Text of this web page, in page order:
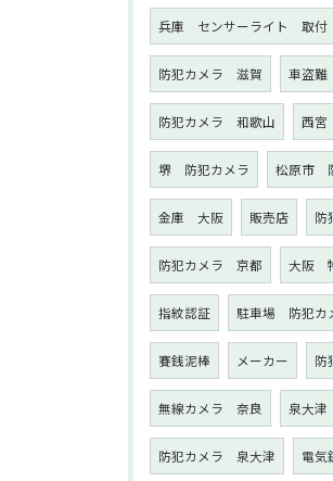
兵庫 センサーライト 取付
防犯カメラ 滋賀 車盗難
防犯カメラ 和歌山 西
堺 防犯カメラ 松原市
金庫 大阪 販売店 防
防犯カメラ 京都 大阪
指紋認証 駐車場 防犯
賽銭泥棒 メーカー 防
無線カメラ 奈良 泉大
防犯カメラ 泉大津 電